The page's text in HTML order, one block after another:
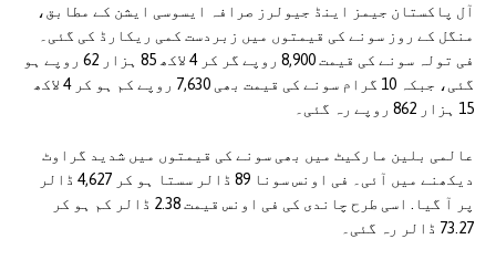
آل پاکستان جیمز اینڈ جیولرز صرافہ ایسوسی ایشن کے مطابق،
منگل کے روز سونے کی قیمتوں میں زبردست کمی ریکارڈ کی گئی۔
فی تولہ سونے کی قیمت 8,900 روپے گر کر 4 لاکھ 85 ہزار 62 روپے ہو
گئی، جبکہ 10 گرام سونے کی قیمت بھی 7,630 روپے کم ہو کر 4 لاکھ
15 ہزار 862 روپے رہ گئی۔
عالمی بلین مارکیٹ میں بھی سونے کی قیمتوں میں شدید گراوٹ
دیکھنے میں آئی۔ فی اونس سونا 89 ڈالر سستا ہو کر 4,627 ڈالر
پر آ گیا. اسی طرح چاندی کی فی اونس قیمت 2.38 ڈالر کم ہو کر
73.27 ڈالر رہ گئی۔